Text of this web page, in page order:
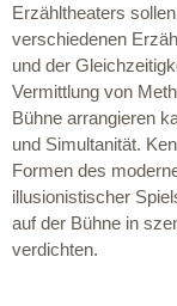
Erzähltheaters
verschiedenen
und der
Vermittlung von
Bühne arrangieren
und Simultanität.
Formen des
illusionistischer
auf der Bühne in
verdichten.